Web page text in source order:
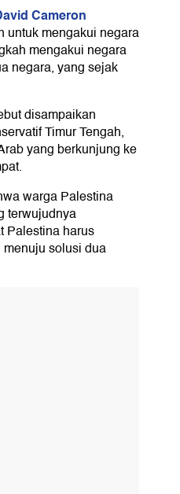
Cameron
untuk mengakui negara
mengakui negara
negara, yang sejak
disampaikan
Timur Tengah,
yang berkunjung ke
warga Palestina
terwujudnya
Palestina harus
solusi dua